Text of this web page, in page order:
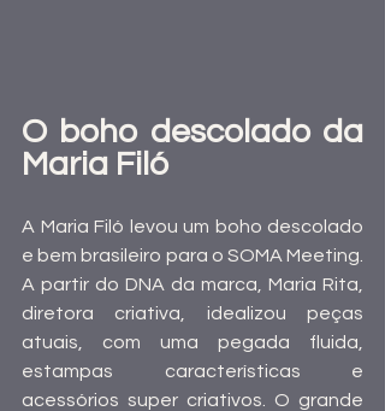
O boho descolado da
Maria Filó
A Maria Filó levou um boho descolado
e bem brasileiro para o SOMA Meeting.
A partir do DNA da marca, Maria Rita,
diretora criativa, idealizou peças
atuais, com uma pegada fluida,
estampas características e
acessórios super criativos. O grande